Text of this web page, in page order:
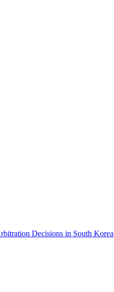
Decisions in South Korea